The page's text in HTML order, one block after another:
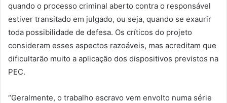
quando o processo criminal aberto contra o responsável
estiver transitado em julgado, ou seja, quando se exaurir
toda possibilidade de defesa. Os críticos do projeto
consideram esses aspectos razoáveis, mas acreditam que
dificultarão muito a aplicação dos dispositivos previstos na
PEC.
“Geralmente, o trabalho escravo vem envolto numa série